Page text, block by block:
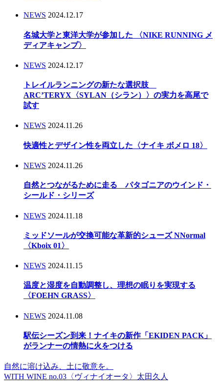
NEWS 2024.12.17
名城大学と東洋大学が参加した 〈NIKE RUNNING メ
ディアキャンプ〉
NEWS 2024.12.17
トレイルランニングの新たな選択肢
ARC’TERYX〈SYLAN（シラン）〉の実力を高尾で
試す
NEWS 2024.11.26
快適性とデザイン性を両立した〈ナイキ ボメロ 18〉
NEWS 2024.11.26
自然とつながるために走る パタゴニアのウインド・
シールド・シリーズ
NEWS 2024.11.18
ミッドソールが交換可能な革新的シューズ NNormal
〈Kboix 01〉
NEWS 2024.11.15
温度と湿度を自動調整し、理想の眠りを実現する
〈FOEHN GRASS〉
NEWS 2024.11.08
駅伝シーズン到来！ナイキの新作「EKIDEN PACK」
がランナーの情熱に火をつける
自然に溶け込み、土に敬意を。
WITH WINE no.03〈ヴィナイオータ〉太田久人